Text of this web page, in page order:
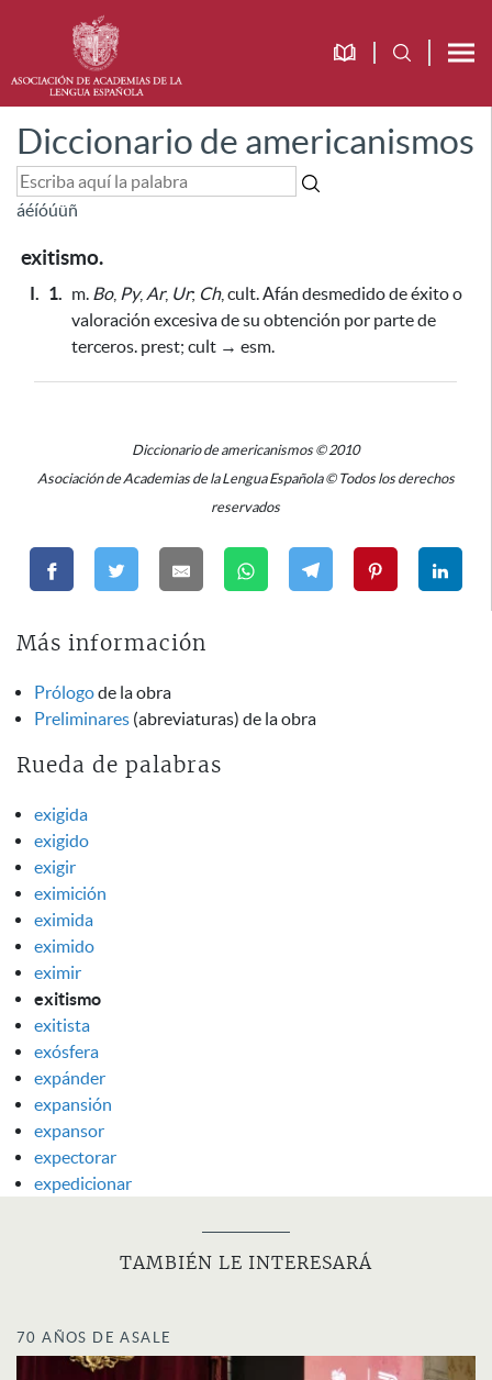
Diccionario de americanismos
áéíóúüñ
exitismo.
I. 1. m. Bo, Py, Ar, Ur; Ch, cult. Afán desmedido de éxito o
valoración excesiva de su obtención por parte de
terceros. prest; cult → esm.
Diccionario de americanismos © 2010
Asociación de Academias de la Lengua Española © Todos los derechos
reservados
Más información
Prólogode la obra
Preliminares (abreviaturas) de la obra
Rueda de palabras
exigida
exigido
exigir
eximición
eximida
eximido
eximir
exitismo
exitista
exósfera
expánder
expansión
expansor
expectorar
expedicionar
TAMBIÉN LE INTERESARÁ
70 AÑOS DE ASALE